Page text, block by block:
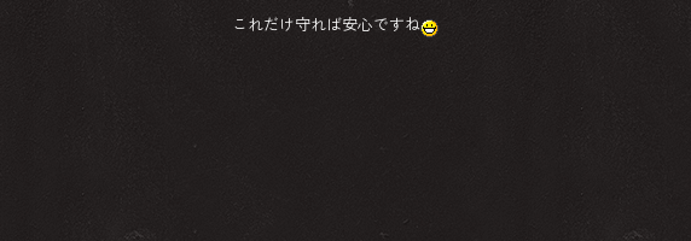
これだけ守れば安心ですね